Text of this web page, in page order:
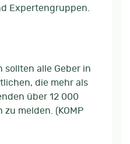
Expertengruppen.
sollten alle Geber in
die mehr als
über 12 000
zu melden. (KOMP